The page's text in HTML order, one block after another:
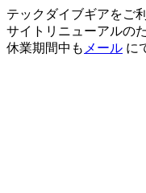
テックダイブギアをご
サイトリニューアルの
休業期間中も メール に